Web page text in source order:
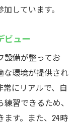
しています。
ビュー
設備が整ってお
な環境が提供され
にリアルで、自
習できるため、
す。また、24時